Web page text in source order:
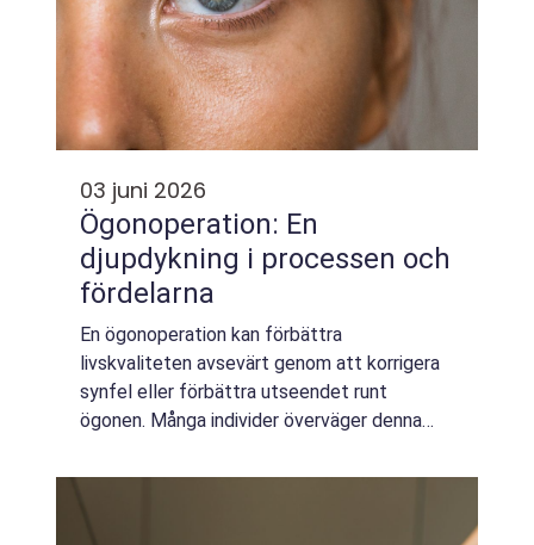
03 juni 2026
Ögonoperation: En
djupdykning i processen och
fördelarna
En ögonoperation kan förbättra
livskvaliteten avsevärt genom att korrigera
synfel eller förbättra utseendet runt
ögonen. Många individer överväger denna